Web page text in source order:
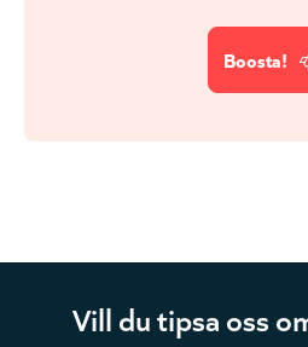
Boosta!
Vill du tipsa oss